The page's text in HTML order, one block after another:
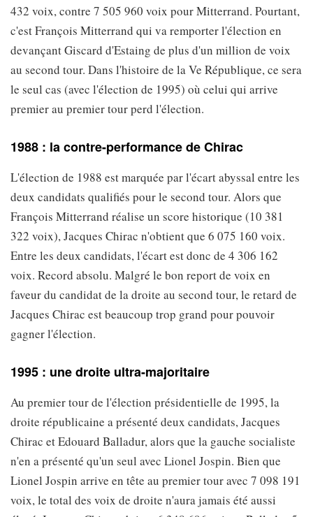
432 voix, contre 7 505 960 voix pour Mitterrand. Pourtant,
c'est François Mitterrand qui va remporter l'élection en
devançant Giscard d'Estaing de plus d'un million de voix
au second tour. Dans l'histoire de la Ve République, ce sera
le seul cas (avec l'élection de 1995) où celui qui arrive
premier au premier tour perd l'élection.
1988 : la contre-performance de Chirac
L'élection de 1988 est marquée par l'écart abyssal entre les
deux candidats qualifiés pour le second tour. Alors que
François Mitterrand réalise un score historique (10 381
322 voix), Jacques Chirac n'obtient que 6 075 160 voix.
Entre les deux candidats, l'écart est donc de 4 306 162
voix. Record absolu. Malgré le bon report de voix en
faveur du candidat de la droite au second tour, le retard de
Jacques Chirac est beaucoup trop grand pour pouvoir
gagner l'élection.
1995 : une droite ultra-majoritaire
Au premier tour de l'élection présidentielle de 1995, la
droite républicaine a présenté deux candidats, Jacques
Chirac et Edouard Balladur, alors que la gauche socialiste
n'en a présenté qu'un seul avec Lionel Jospin. Bien que
Lionel Jospin arrive en tête au premier tour avec 7 098 191
voix, le total des voix de droite n'aura jamais été aussi